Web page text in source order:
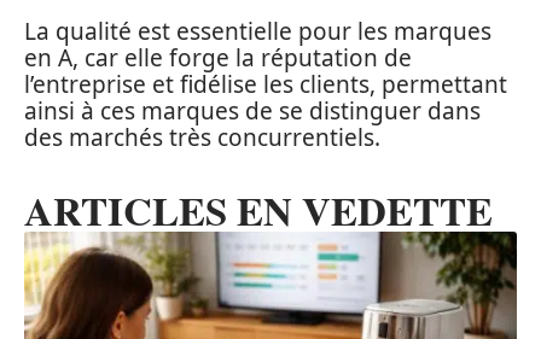
La qualité est essentielle pour les marques
en A, car elle forge la réputation de
l’entreprise et fidélise les clients, permettant
ainsi à ces marques de se distinguer dans
des marchés très concurrentiels.
ARTICLES EN VEDETTE